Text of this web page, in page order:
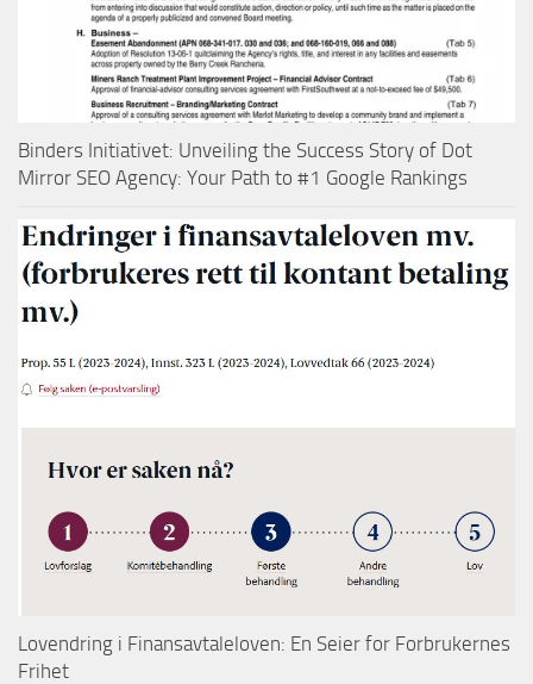
Binders Initiativet: Unveiling the Success Story of Dot
Mirror SEO Agency: Your Path to #1 Google Rankings
Lovendring i Finansavtaleloven: En Seier for Forbrukernes
Frihet